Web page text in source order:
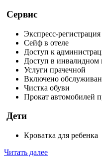
Сервис
Экспресс-регистрация
Сейф в отеле
Доступ к
Доступ в инвалидном
Услуги прачечной
Включено
Чистка обуви
Прокат автомобилей
Дети
Кроватка для ребенка
Читать далее